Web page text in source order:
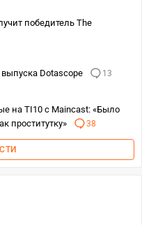
победитель The
Dotascope
13
на TI10 с Maincast: «Было
проститутку»
38